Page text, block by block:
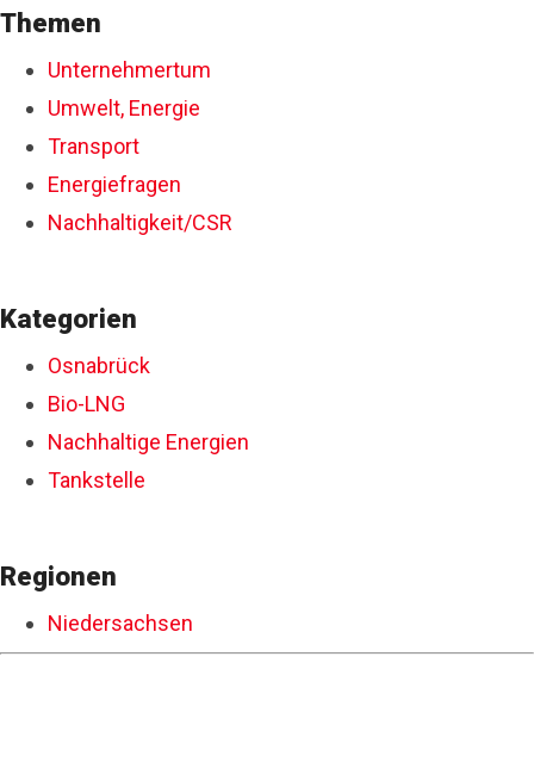
Themen
Unternehmertum
Umwelt, Energie
Transport
Energiefragen
Nachhaltigkeit/CSR
Kategorien
Osnabrück
Bio-LNG
Nachhaltige Energien
Tankstelle
Regionen
Niedersachsen